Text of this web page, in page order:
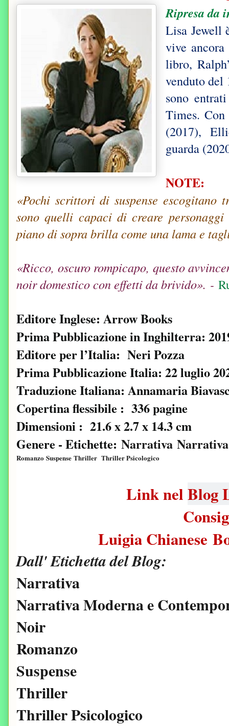
Ripresa da
Lisa Jewell
vive
libro,
venduto del
sono
Times.
(2017),
guarda
NOTE:
«Pochi scrittori di suspense escogitano
sono quelli capaci di creare
piano di sopra brilla come una lama e
«Ricco, oscuro rompicapo, questo
noir domestico con effetti da brivido». -
Editore Inglese: Arrow Books
Prima Pubblicazione in Inghilterra:
Editore ‏per l’Italia: ‎ Neri Pozza
Prima Pubblicazione Italia: 22 luglio
Traduzione Italiana: Annamaria
Copertina flessibile ‏: ‎ 336 pagine
Dimensioni ‏: ‎ 21.6 x 2.7 x 14.3 cm
Genere - Etichette: Narrativa
Romanzo Suspense Thriller Thriller Psicologico
Link nel Blog
Luigia Chianese
Dall' Etichetta del Blog:
Narrativa
Narrativa Moderna e
Noir
Romanzo
Suspense
Thriller
Thriller Psicologico